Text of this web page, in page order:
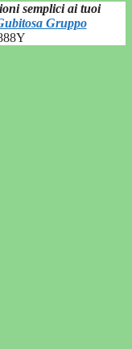
semplici ai tuoi
Gruppo